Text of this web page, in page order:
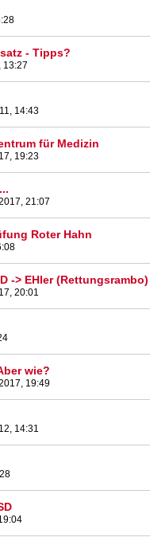
- Tipps?
13:27
14:43
für Medizin
19:23
21:07
Roter Hahn
-> EHler (Rettungsrambo)
20:01
wie?
19:49
14:31